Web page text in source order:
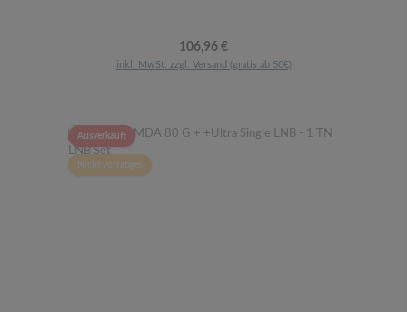
Regulärer Preis:
106,96 €
inkl. MwSt. zzgl. Versand (gratis ab 50€)
Ausverkauft
Nicht vorrätiges